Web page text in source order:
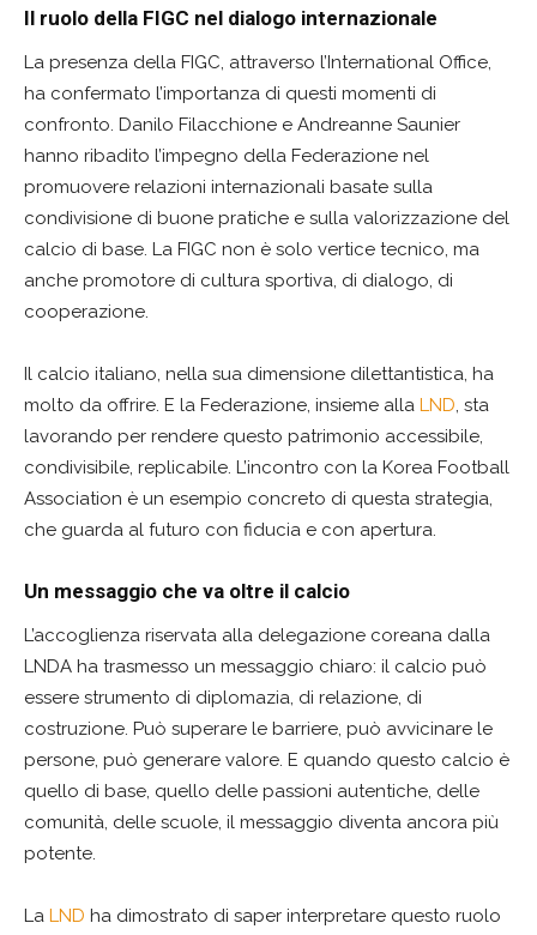
Il ruolo della FIGC nel dialogo internazionale
La presenza della FIGC, attraverso l’International Office,
ha confermato l’importanza di questi momenti di
confronto. Danilo Filacchione e Andreanne Saunier
hanno ribadito l’impegno della Federazione nel
promuovere relazioni internazionali basate sulla
condivisione di buone pratiche e sulla valorizzazione del
calcio di base. La FIGC non è solo vertice tecnico, ma
anche promotore di cultura sportiva, di dialogo, di
cooperazione.
Il calcio italiano, nella sua dimensione dilettantistica, ha
molto da offrire. E la Federazione, insieme alla LND, sta
lavorando per rendere questo patrimonio accessibile,
condivisibile, replicabile. L’incontro con la Korea Football
Association è un esempio concreto di questa strategia,
che guarda al futuro con fiducia e con apertura.
Un messaggio che va oltre il calcio
L’accoglienza riservata alla delegazione coreana dalla
LNDA ha trasmesso un messaggio chiaro: il calcio può
essere strumento di diplomazia, di relazione, di
costruzione. Può superare le barriere, può avvicinare le
persone, può generare valore. E quando questo calcio è
quello di base, quello delle passioni autentiche, delle
comunità, delle scuole, il messaggio diventa ancora più
potente.
La LND ha dimostrato di saper interpretare questo ruolo